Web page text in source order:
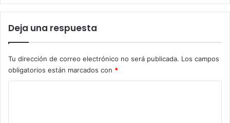
Deja una respuesta
Tu dirección de correo electrónico no será publicada. Los campos
obligatorios están marcados con *